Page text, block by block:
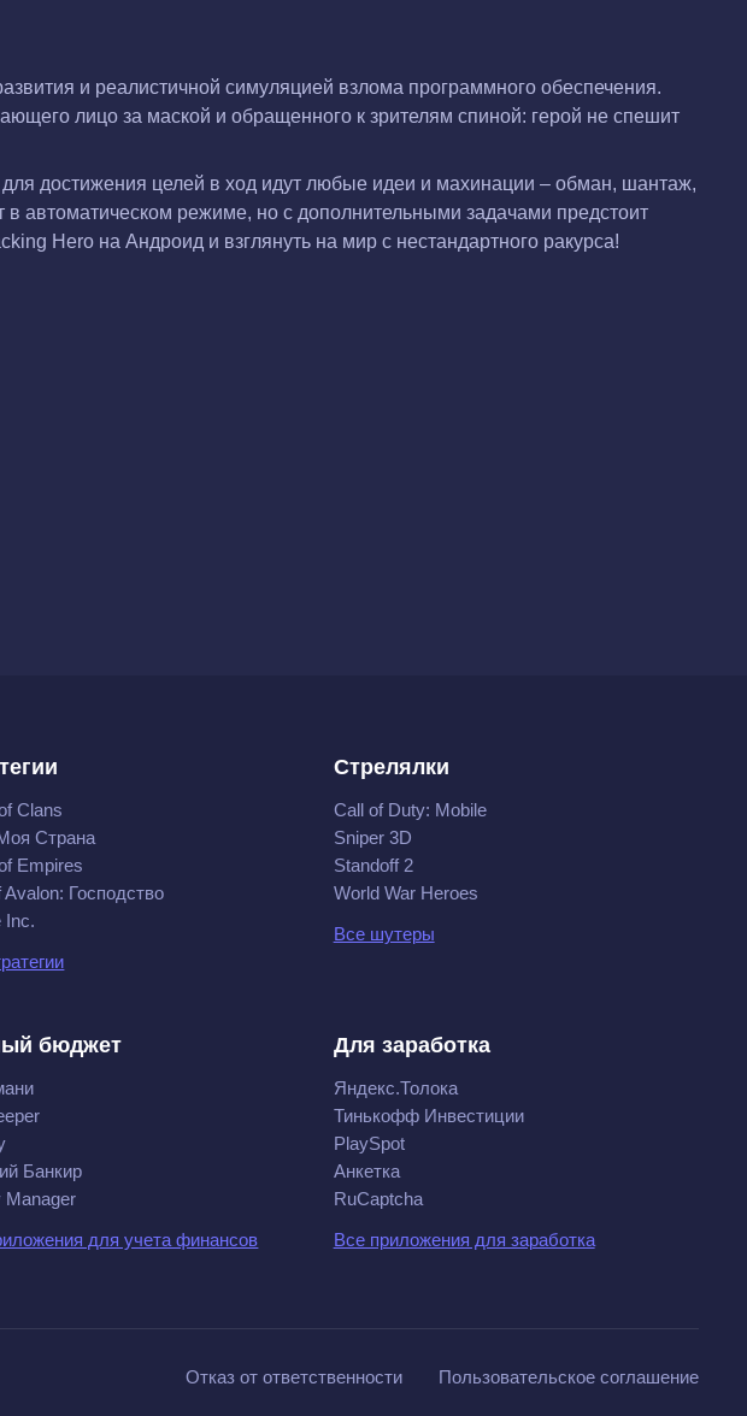
и реалистичной симуляцией взлома программного обеспечения.
лицо за маской и обращенного к зрителям спиной: герой не спешит
достижения целей в ход идут любые идеи и махинации – обман, шантаж,
автоматическом режиме, но с дополнительными задачами предстоит
Hero на Андроид и взглянуть на мир с нестандартного ракурса!
Clans
Cтрана
Empires
Avalon: Господство
Inc.
Стрелялки
Call of Duty: Mobile
Sniper 3D
Standoff 2
World War Heroes
Все шутеры
бюджет
Банкир
Manager
для учета финансов
Для заработка
Яндекс.Толока
Тинькофф Инвестиции
PlaySpot
Анкетка
RuCaptcha
Все приложения для заработка
Отказ от ответственности Пользовательское соглашение